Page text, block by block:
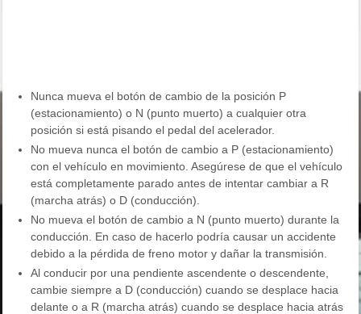
Nunca mueva el botón de cambio de la posición P
(estacionamiento) o N (punto muerto) a cualquier otra
posición si está pisando el pedal del acelerador.
No mueva nunca el botón de cambio a P (estacionamiento)
con el vehículo en movimiento. Asegúrese de que el vehículo
está completamente parado antes de intentar cambiar a R
(marcha atrás) o D (conducción).
No mueva el botón de cambio a N (punto muerto) durante la
conducción. En caso de hacerlo podría causar un accidente
debido a la pérdida de freno motor y dañar la transmisión.
Al conducir por una pendiente ascendente o descendente,
cambie siempre a D (conducción) cuando se desplace hacia
delante o a R (marcha atrás) cuando se desplace hacia atrás